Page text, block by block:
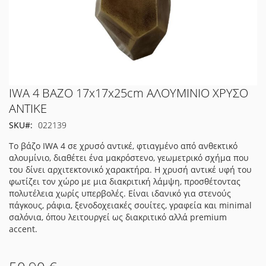
Μετάβαση
στην
αρχή
της
εικόνων
IWA 4 ΒΑΖΟ 17x17x25cm ΑΛΟΥΜΙΝΙΟ ΧΡΥΣΟ
ΑΝΤΙΚΕ
SKU
022139
Το βάζο IWA 4 σε χρυσό αντικέ, φτιαγμένο από ανθεκτικό
αλουμίνιο, διαθέτει ένα μακρόστενο, γεωμετρικό σχήμα που
του δίνει αρχιτεκτονικό χαρακτήρα. Η χρυσή αντικέ υφή του
φωτίζει τον χώρο με μια διακριτική λάμψη, προσθέτοντας
πολυτέλεια χωρίς υπερβολές. Είναι ιδανικό για στενούς
πάγκους, ράφια, ξενοδοχειακές σουίτες, γραφεία και minimal
σαλόνια, όπου λειτουργεί ως διακριτικό αλλά premium
accent.